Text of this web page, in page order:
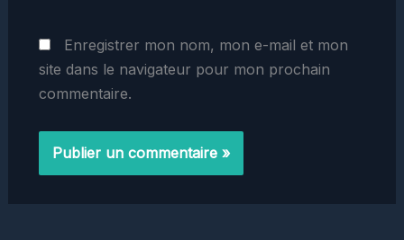
Enregistrer mon nom, mon e-mail et mon
site dans le navigateur pour mon prochain
commentaire.